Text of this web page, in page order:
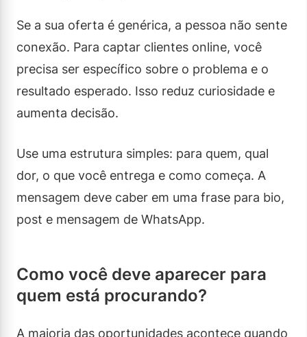
Se a sua oferta é genérica, a pessoa não sente
conexão. Para captar clientes online, você
precisa ser específico sobre o problema e o
resultado esperado. Isso reduz curiosidade e
aumenta decisão.
Use uma estrutura simples: para quem, qual
dor, o que você entrega e como começa. A
mensagem deve caber em uma frase para bio,
post e mensagem de WhatsApp.
Como você deve aparecer para
quem está procurando?
A maioria das oportunidades acontece quando